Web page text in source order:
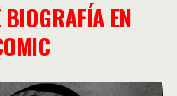
BIOGRAFÍA EN